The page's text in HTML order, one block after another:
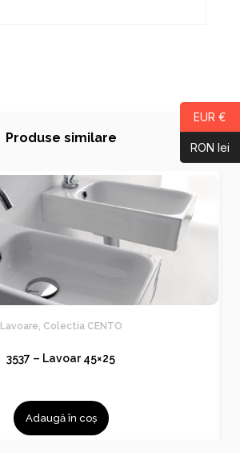
Produse similare
Lavoare Colectia CENTO
3537 – Lavoar 45×25
Adaugă în coș
EUR €
RON lei